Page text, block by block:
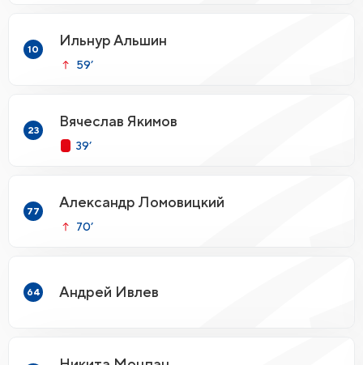
10
Ильнур Альшин
59’
23
Вячеслав Якимов
39’
77
Александр Ломовицкий
70’
64 Андрей Ивлев